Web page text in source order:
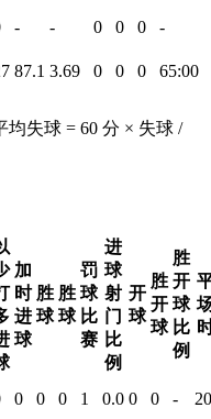
- - 0 0 0 -
87.1 3.69 0 0 0
65:00
均失球 = 60 分 × 失球 /
加
时
进
球
胜
球
胜
球
罚
球
比
赛
进
球
射
门
比
例
开
球
胜
开
球
胜
开
球
比
例
0 0 0 1 0.0 0 0 -